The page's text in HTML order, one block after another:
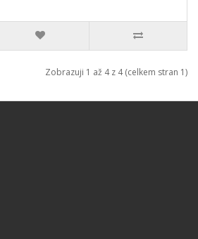
Zobrazuji 1 až 4 z 4 (celkem stran 1)